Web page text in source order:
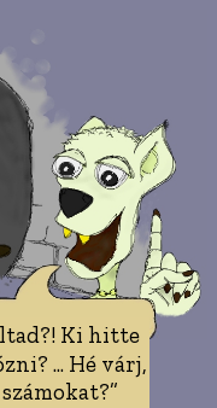
Ki hitte
... Hé várj,